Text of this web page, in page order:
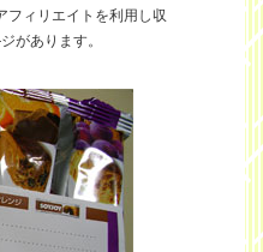
フィリエイトを利用し収
があります。